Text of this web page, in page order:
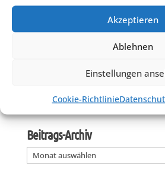
Akzeptieren
Ablehnen
Einstellungen
Cookie-Richtlinie
Erlassung Bebauungsplan
Bereich Gp. 828/21, 828/22 u.
WhatsApp Gruppe
Koflkurier Nr. 66
Beitrags-Archiv
Beitrags-
Archiv